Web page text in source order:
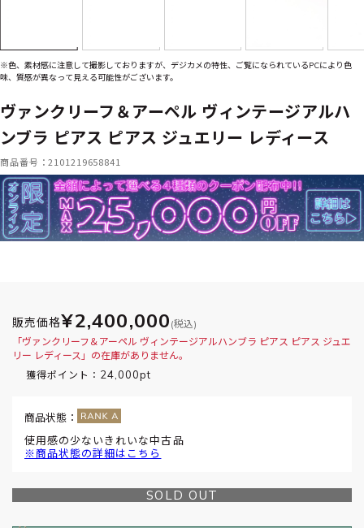
※色、素材感に注意して撮影しておりますが、デジカメの特性、ご覧になられているPCにより色
味、質感が異なって見える可能性がございます。
ヴァンクリーフ＆アーペル ヴィンテージアルハ
ンブラ ピアス ピアス ジュエリー レディース
商品番号：2101219658841
販売価格¥2,400,000 (税込)
「ヴァンクリーフ＆アーペル ヴィンテージアルハンブラ ピアス ピアス ジュエ
リー レディース」の在庫がありません。
獲得ポイント： 24,000pt
商品状態：
使用感の少ないきれいな中古品
※商品状態の詳細はこちら
SOLD OUT